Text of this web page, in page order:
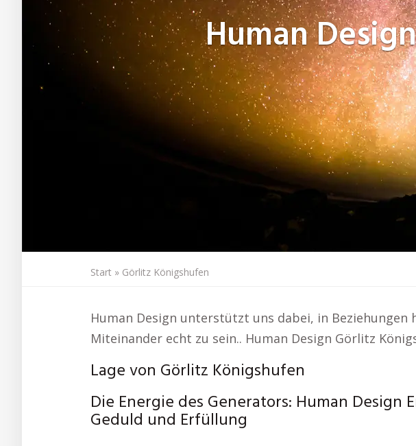
Human
Start » Görlitz Königshufen
Human Design unterstützt uns dabei, in Beziehungen
Miteinander echt zu sein.. Human Design Görlitz
Lage von Görlitz Königshufen
Die Energie des Generators: Human Design
Geduld und Erfüllung